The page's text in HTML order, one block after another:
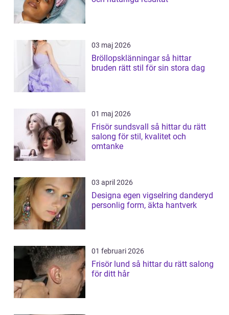
03 maj 2026
Bröllopsklänningar så hittar
bruden rätt stil för sin stora dag
01 maj 2026
Frisör sundsvall så hittar du rätt
salong för stil, kvalitet och
omtanke
03 april 2026
Designa egen vigselring danderyd
personlig form, äkta hantverk
01 februari 2026
Frisör lund så hittar du rätt salong
för ditt hår